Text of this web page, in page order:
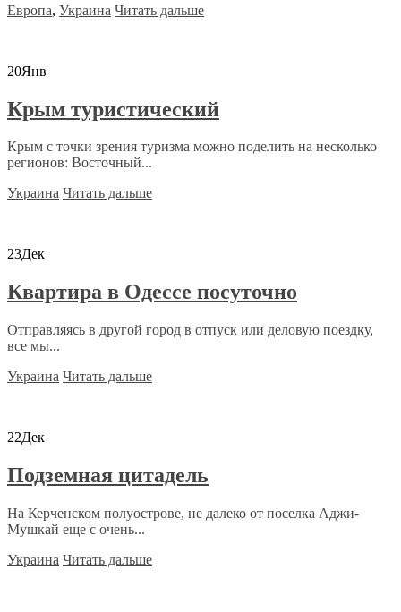
Европа, Украина Читать дальше
20Янв
Крым туристический
Крым с точки зрения туризма можно поделить на несколько
регионов: Восточный...
Украина Читать дальше
23Дек
Квартира в Одессе посуточно
Отправляясь в другой город в отпуск или деловую поездку,
все мы...
Украина Читать дальше
22Дек
Подземная цитадель
На Керченском полуострове, не далеко от поселка Аджи-
Мушкай еще с очень...
Украина Читать дальше